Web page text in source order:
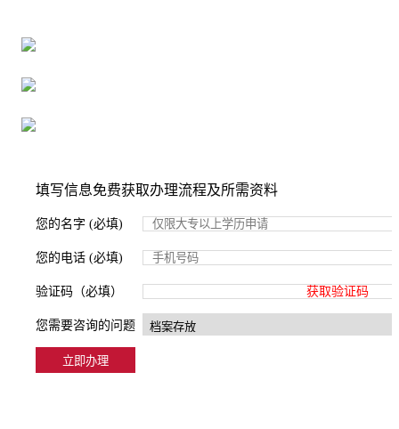
填写信息免费获取办理流程及所需资料
您的名字 (必填)
您的电话 (必填)
验证码（必填） 获取验证码
您需要咨询的问题